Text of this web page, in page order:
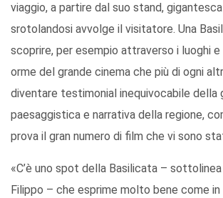
viaggio, a partire dal suo stand,
srotolandosi avvolge il visitatore. Una
scoprire, per esempio attraverso i luoghi
orme del grande cinema che più di ogni
diventare testimonial inequivocabile della
paesaggistica e narrativa della regione,
prova il gran numero di film che vi sono
«C’è uno spot della Basilicata –
Filippo – che esprime molto bene come